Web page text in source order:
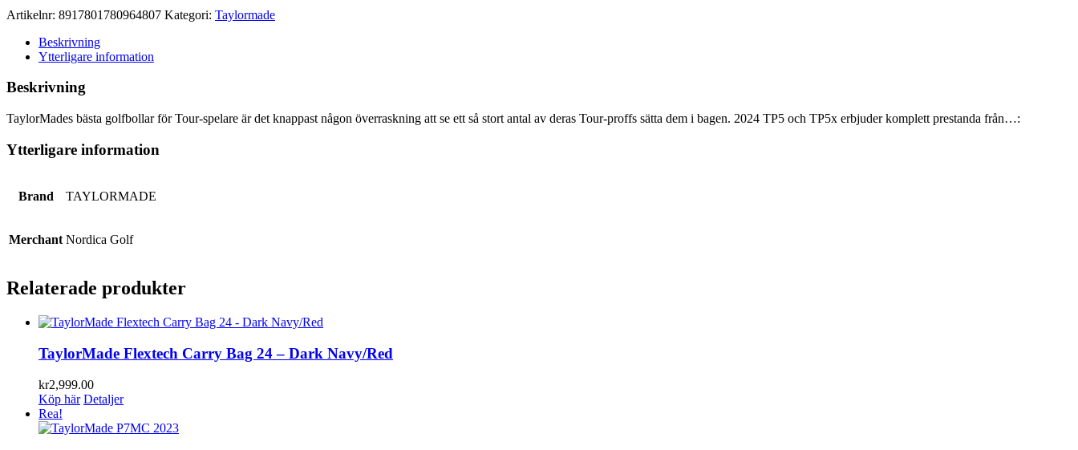
Artikelnr: 8917801780964807 Kategori: Taylormade
Beskrivning
Ytterligare information
Beskrivning
TaylorMades bästa golfbollar för Tour-spelare är det knappast någon överraskning att se ett så stort antal av deras Tour-proffs sätta dem i bagen. 2024 TP5 och TP5x erbjuder komplett prestanda från…:
Ytterligare information
Brand TAYLORMADE
Merchant Nordica Golf
Relaterade produkter
TaylorMade Flextech Carry Bag 24 – Dark Navy/Red
kr2,999.00
Köp här Detaljer
Rea!